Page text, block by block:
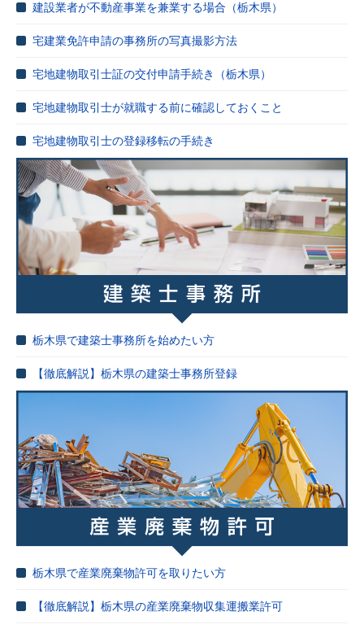
建設業者が不動産事業を兼業する場合（栃木県）
宅建業免許申請の事務所の写真撮影方法
宅地建物取引士証の交付申請手続き（栃木県）
宅地建物取引士が就職する前に確認しておくこと
宅地建物取引士の登録移転の手続き
栃木県で建築士事務所を始めたい方
【徹底解説】栃木県の建築士事務所登録
栃木県で産業廃棄物許可を取りたい方
【徹底解説】栃木県の産業廃棄物収集運搬業許可